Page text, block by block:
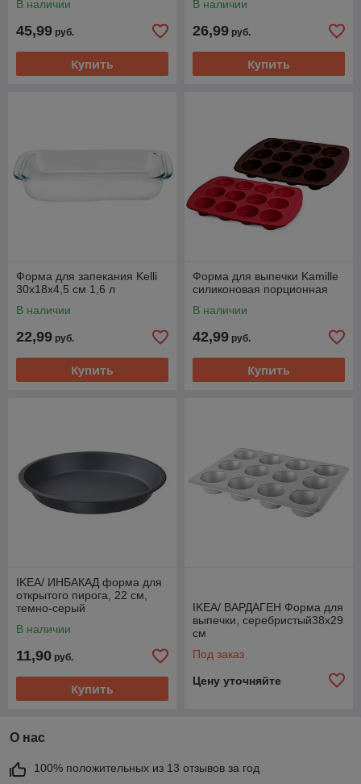
В наличии
45,99 руб.
Купить
В наличии
26,99 руб.
Купить
Форма для запекания Kelli
30х18х4,5 см 1,6 л
В наличии
22,99 руб.
Купить
Форма для выпечки Kamille
силиконовая порционная
В наличии
42,99 руб.
Купить
IKEA/ ИНБАКАД форма для
открытого пирога, 22 см,
темно-серый
В наличии
11,90 руб.
Купить
IKEA/ ВАРДАГЕН Форма для
выпечки, серебристый38x29
см
Под заказ
Цену уточняйте
О нас
100% положительных из 13 отзывов за год